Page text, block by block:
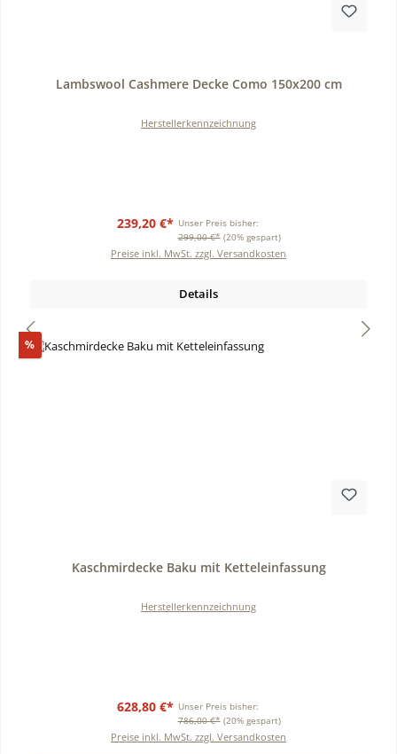
Lambswool Cashmere Decke Como 150x200 cm
Herstellerkennzeichnung
239,20 €* Unser Preis bisher:
299,00 €* (20% gespart)
Preise inkl. MwSt. zzgl. Versandkosten
Details
%Rabatt
Kaschmirdecke Baku mit Ketteleinfassung
Herstellerkennzeichnung
628,80 €* Unser Preis bisher:
786,00 €* (20% gespart)
Preise inkl. MwSt. zzgl. Versandkosten